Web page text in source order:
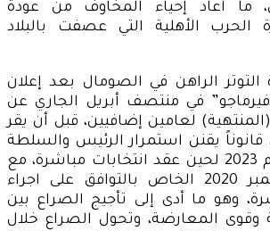
ما أعاد إحياء المخاوف من عودة
الحرب الأهلية التي عصفت بالبلاد
الراهن في الصومال بعد إعلان
فيرماجو” في منتصف أبريل الجاري عن
لعامين إضافيين، قبل أن يقر
قانوناً يقنن استمرار الرئيس والسلطة
التشريعية حتى عام 2023 لحين عقد انتخابات مباشرة، مع
إبطال اتفاق سبتمبر 2020 الخاص بالتوافق على اجراء
وهو ما أدى إلى تأجيج الصراع بين
وقوى المعارضة، وتحول الصراع خلال